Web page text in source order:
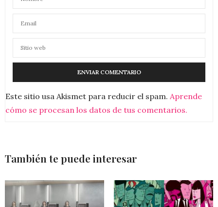
Este sitio usa Akismet para reducir el spam. Aprende
cómo se procesan los datos de tus comentarios.
También te puede interesar